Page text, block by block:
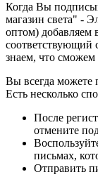
Когда Вы
магазин света" -
оптом) добавляем
соответствующий
знаем, что сможем
Вы всегда можете
Есть несколько
После
отмените
письмах,
Отправить